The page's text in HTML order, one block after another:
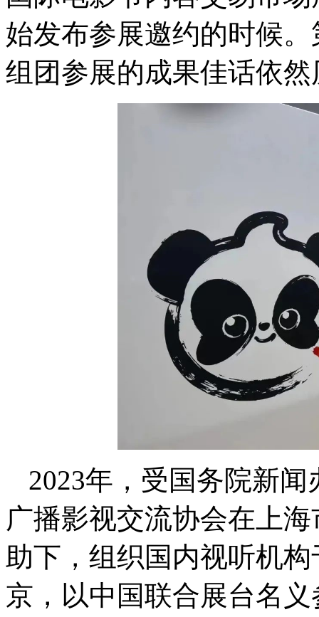
始发布参展邀约的时候
组团参展的成果佳话依
2023年，受国务院新
广播影视交流协会在上
助下，组织国内视听机构
京，以中国联合展台名